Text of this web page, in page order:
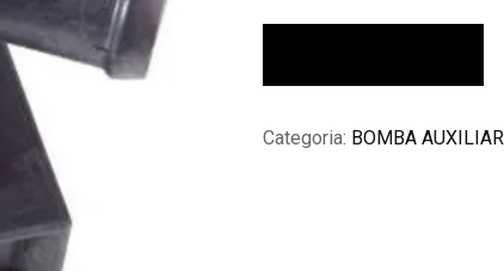
Auxiliar
Audi
Categoria: BOMBA AUXILIAR